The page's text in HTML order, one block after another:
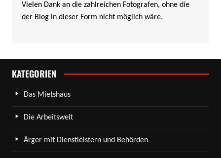
Vielen Dank an die zahlreichen Fotografen, ohne die
der Blog in dieser Form nicht möglich wäre.
KATEGORIEN
Das Mietshaus
Die Arbeitswelt
Ärger mit Dienstleistern und Behörden